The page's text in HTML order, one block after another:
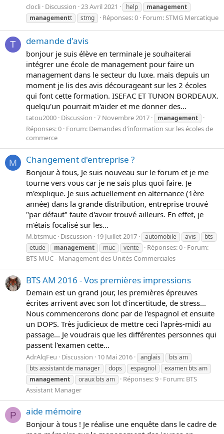
clocli Discussion 23 Avril 2021 help
management
managementt stmg Réponses: 0 Forum:STMG Mercatique
T demande d'avis
bonjour je suis élève en terminale je souhaiterai
intégrer une école de management pour faire un
management dans le secteur du luxe. mais depuis un
moment je lis des avis décourageant sur les 2 écoles
qui font cette formation. ISEFAC ET TUNON BORDEAUX.
quelqu'un pourrait m'aider et me donner des...
tatou2000 Discussion 7 Novembre 2017 management
Réponses: 0 Forum: Demandes d'information sur les écoles de
commerce
M Changement d'entreprise ?
Bonjour à tous, Je suis nouveau sur le forum et je me
tourne vers vous car je ne sais plus quoi faire. Je
m'explique. Je suis actuellement en alternance (1ère
année) dans la grande distribution, entreprise trouvé
"par défaut" faute d'avoir trouvé ailleurs. En effet, je
m'étais focalisé sur les...
M.btsmuc Discussion 19 Juillet 2017 automobile avis
bts
etude
management muc vente Réponses: 0 Forum:
BTS MUC - Management des Unités Commerciales
BTS AM 2016 - Vos premières impressions
Demain est un grand jour, les premières épreuves
écrites arrivent avec son lot d'incertitude, de stress...
Nous commencerons donc par de l'espagnol et ensuite
un DOPS. Très judicieux de mettre ceci l'après-midi au
passage... Je voudrais que les différentes personnes qui
passent l'examen cette...
AdrAlqFeu Discussion 10 Mai 2016 anglais
bts am
bts assistant de manager
dops espagnol
examen bts am
management
oraux bts am Réponses: 9 Forum: BTS
Assistant Manager
P aide mémoire
Bonjour à tous ! Je réalise une enquête dans le cadre de